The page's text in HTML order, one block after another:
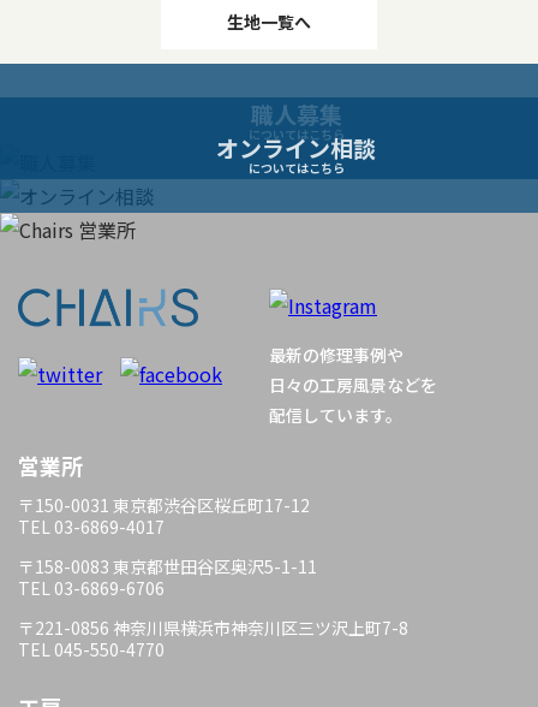
稿
ビ
ー
シ
ョ
ン
生地一覧へ
職人募集
についてはこちら
オンライン相談
についてはこちら
最新の修理事例や
日々の工房風景などを
配信しています。
営業所
〒150-0031 東京都渋谷区桜丘町17-12
TEL 03-6869-4017
〒158-0083 東京都世田谷区奥沢5-1-11
TEL 03-6869-6706
〒221-0856 神奈川県横浜市神奈川区三ツ沢上町7-8
TEL 045-550-4770